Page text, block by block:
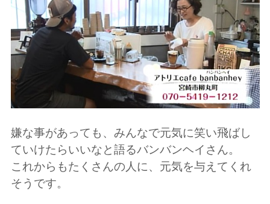
嫌な事があっても、みんなで元気に笑い飛ばし
ていけたらいいなと語るバンバンヘイさん。
これからもたくさんの人に、元気を与えてくれ
そうです。